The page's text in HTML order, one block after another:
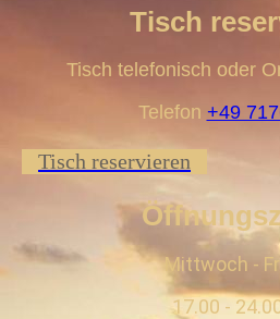
Tisch
Tisch telefonisch oder
Telefon +49
Tisch reservieren
Mittwoch -
17.00 -